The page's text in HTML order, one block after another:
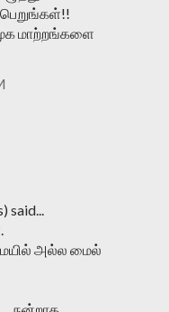
மாற்றங்களை
said...
அல்ல மைல்